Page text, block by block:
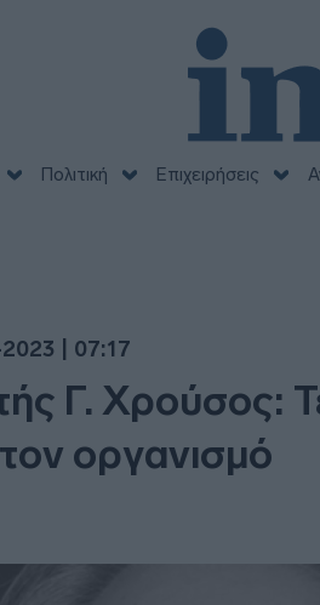
Πολιτική Επιχειρήσεις
2023 | 07:17
Γ. Χρούσος:
οργανισμό